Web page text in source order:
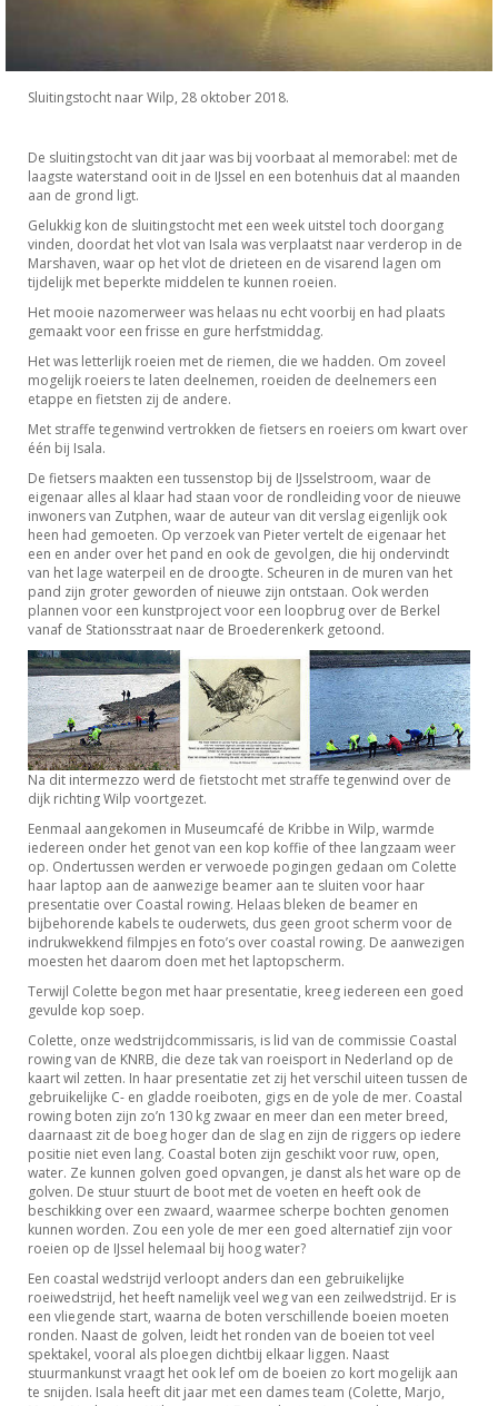
Sluitingstocht naar Wilp, 28 oktober 2018.
De sluitingstocht van dit jaar was bij voorbaat al memorabel: met de
laagste waterstand ooit in de IJssel en een botenhuis dat al maanden
aan de grond ligt.
Gelukkig kon de sluitingstocht met een week uitstel toch doorgang
vinden, doordat het vlot van Isala was verplaatst naar verderop in de
Marshaven, waar op het vlot de drieteen en de visarend lagen om
tijdelijk met beperkte middelen te kunnen roeien.
Het mooie nazomerweer was helaas nu echt voorbij en had plaats
gemaakt voor een frisse en gure herfstmiddag.
Het was letterlijk roeien met de riemen, die we hadden. Om zoveel
mogelijk roeiers te laten deelnemen, roeiden de deelnemers een
etappe en fietsten zij de andere.
Met straffe tegenwind vertrokken de fietsers en roeiers om kwart over
één bij Isala.
De fietsers maakten een tussenstop bij de IJsselstroom, waar de
eigenaar alles al klaar had staan voor de rondleiding voor de nieuwe
inwoners van Zutphen, waar de auteur van dit verslag eigenlijk ook
heen had gemoeten. Op verzoek van Pieter vertelt de eigenaar het
een en ander over het pand en ook de gevolgen, die hij ondervindt
van het lage waterpeil en de droogte. Scheuren in de muren van het
pand zijn groter geworden of nieuwe zijn ontstaan. Ook werden
plannen voor een kunstproject voor een loopbrug over de Berkel
vanaf de Stationsstraat naar de Broederenkerk getoond.
Na dit intermezzo werd de fietstocht met straffe tegenwind over de
dijk richting Wilp voortgezet.
Eenmaal aangekomen in Museumcafé de Kribbe in Wilp, warmde
iedereen onder het genot van een kop koffie of thee langzaam weer
op. Ondertussen werden er verwoede pogingen gedaan om Colette
haar laptop aan de aanwezige beamer aan te sluiten voor haar
presentatie over Coastal rowing. Helaas bleken de beamer en
bijbehorende kabels te ouderwets, dus geen groot scherm voor de
indrukwekkend filmpjes en foto’s over coastal rowing. De aanwezigen
moesten het daarom doen met het laptopscherm.
Terwijl Colette begon met haar presentatie, kreeg iedereen een goed
gevulde kop soep.
Colette, onze wedstrijdcommissaris, is lid van de commissie Coastal
rowing van de KNRB, die deze tak van roeisport in Nederland op de
kaart wil zetten. In haar presentatie zet zij het verschil uiteen tussen de
gebruikelijke C- en gladde roeiboten, gigs en de yole de mer. Coastal
rowing boten zijn zo’n 130 kg zwaar en meer dan een meter breed,
daarnaast zit de boeg hoger dan de slag en zijn de riggers op iedere
positie niet even lang. Coastal boten zijn geschikt voor ruw, open,
water. Ze kunnen golven goed opvangen, je danst als het ware op de
golven. De stuur stuurt de boot met de voeten en heeft ook de
beschikking over een zwaard, waarmee scherpe bochten genomen
kunnen worden. Zou een yole de mer een goed alternatief zijn voor
roeien op de IJssel helemaal bij hoog water?
Een coastal wedstrijd verloopt anders dan een gebruikelijke
roeiwedstrijd, het heeft namelijk veel weg van een zeilwedstrijd. Er is
een vliegende start, waarna de boten verschillende boeien moeten
ronden. Naast de golven, leidt het ronden van de boeien tot veel
spektakel, vooral als ploegen dichtbij elkaar liggen. Naast
stuurmankunst vraagt het ook lef om de boeien zo kort mogelijk aan
te snijden. Isala heeft dit jaar met een dames team (Colette, Marjo,